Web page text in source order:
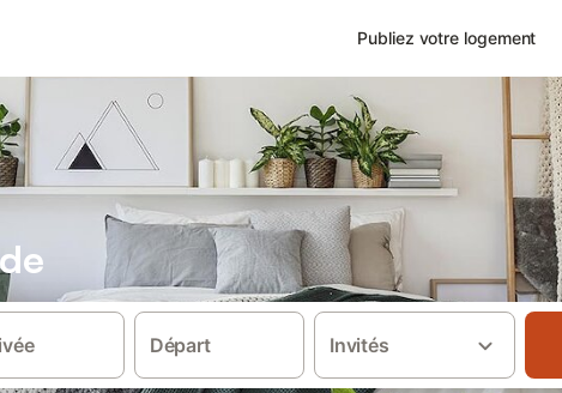
Publiez votre logement
Départ Invités